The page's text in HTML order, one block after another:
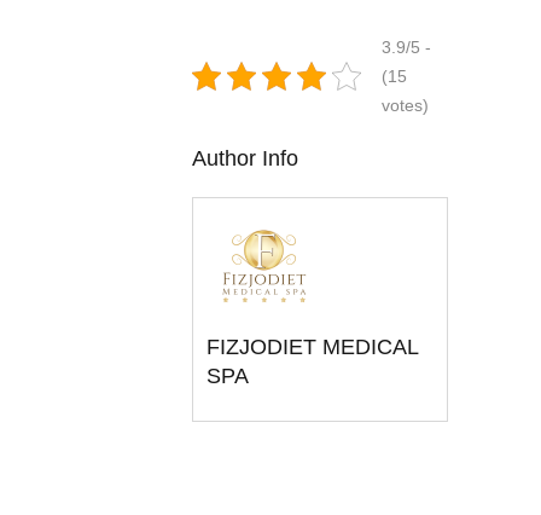
3.9/5 -
(15
votes)
Author Info
FIZJODIET MEDICAL
SPA